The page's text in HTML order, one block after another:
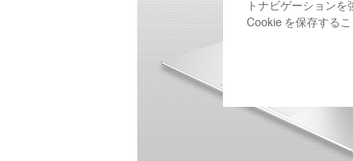
トナビゲーション
Cookie を保存する